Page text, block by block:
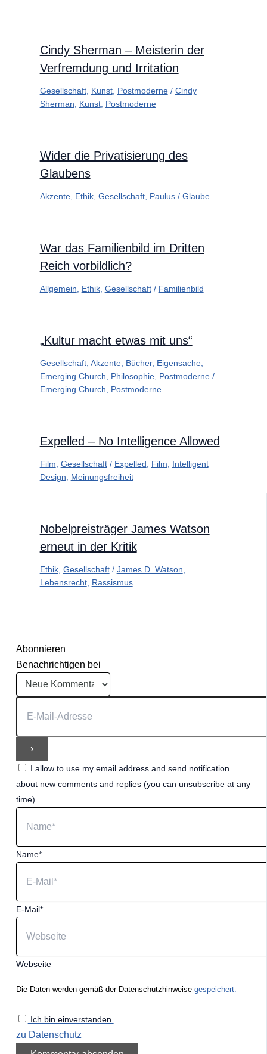
Cindy Sherman – Meisterin der
Verfremdung und Irritation
Gesellschaft, Kunst, Postmoderne/ Cindy
Sherman
Kunst, Postmoderne
Wider die Privatisierung des
Glaubens
Akzente, Ethik, Gesellschaft, Paulus/ Glaube
War das Familienbild im Dritten
Reich vorbildlich?
Allgemein Ethik, Gesellschaft/ Familienbild
„Kultur macht etwas mit uns“
Gesellschaft, Akzente, Bücher, Eigensache,
Emerging Church
Philosophie, Postmoderne/
Emerging Church
Postmoderne
Expelled – No Intelligence Allowed
Film Gesellschaft/ Expelled Film
Intelligent
Design
Meinungsfreiheit
Nobelpreisträger James Watson
erneut in der Kritik
Ethik, Gesellschaft/ James D. Watson
Lebensrecht, Rassismus
Abonnieren
Benachrichtigen bei
I allow to use my email address and send notification
about new comments and replies (you can unsubscribe at any
time).
Name*
E-Mail*
Webseite
Die Daten werden gemäß der Datenschutzhinweise gespeichert.
Ich bin einverstanden.
zu Datenschutz